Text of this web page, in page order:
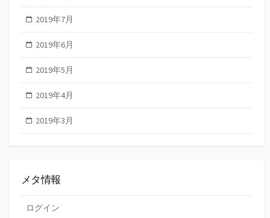
2019年7月
2019年6月
2019年5月
2019年4月
2019年3月
メタ情報
ログイン